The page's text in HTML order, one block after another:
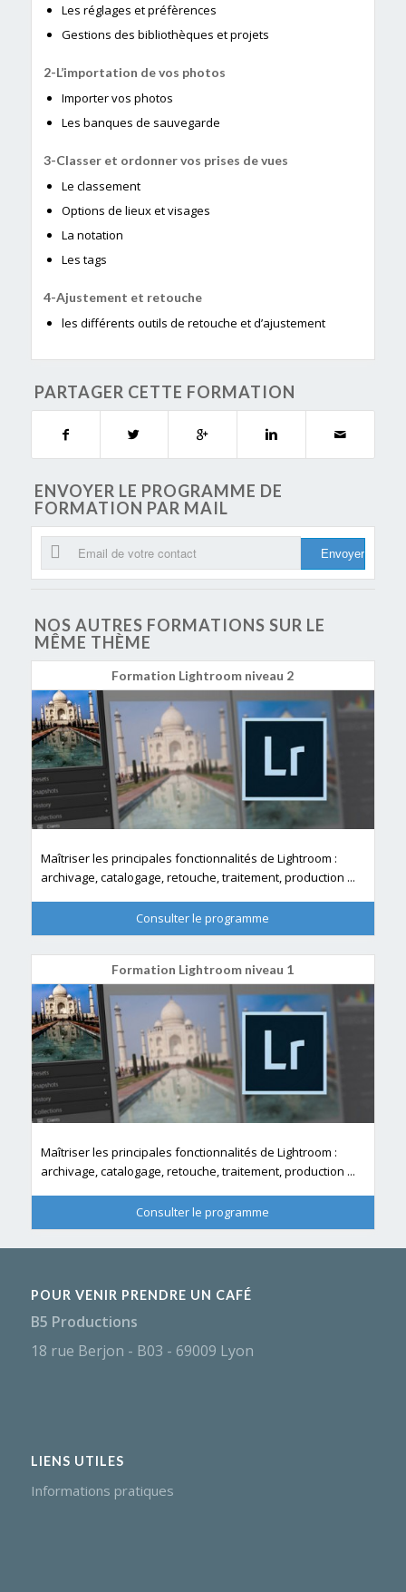
Les réglages et préfèrences
Gestions des bibliothèques et projets
L’importation de vos photos
Importer vos photos
Les banques de sauvegarde
Classer et ordonner vos prises de vues
Le classement
Options de lieux et visages
La notation
Les tags
Ajustement et retouche
les différents outils de retouche et d’ajustement
PARTAGER CETTE FORMATION
ENVOYER LE PROGRAMME DE
FORMATION PAR MAIL
NOS AUTRES FORMATIONS SUR LE
MÊME THÈME
Formation Lightroom niveau 2
Maîtriser les principales fonctionnalités de Lightroom :
archivage, catalogage, retouche, traitement, production ...
Consulter le programme
Formation Lightroom niveau 1
Maîtriser les principales fonctionnalités de Lightroom :
archivage, catalogage, retouche, traitement, production ...
Consulter le programme
POUR VENIR PRENDRE UN CAFÉ
B5 Productions
18 rue Berjon - B03 - 69009 Lyon
LIENS UTILES
Informations pratiques